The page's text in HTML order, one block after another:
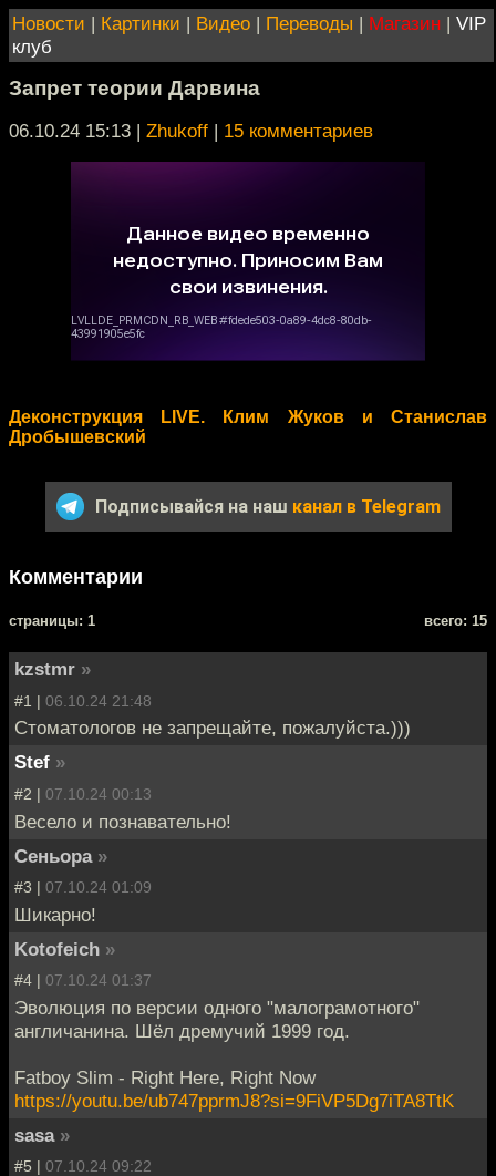
Новости | Картинки | Видео | Переводы | Магазин | VIP
клуб
Запрет теории Дарвина
06.10.24 15:13 | Zhukoff | 15 комментариев
Деконструкция LIVE. Клим Жуков и Станислав
Дробышевский
Подписывайся на наш канал в Telegram
Комментарии
cтраницы: 1 всего: 15
kzstmr »
#1 | 06.10.24 21:48
Стоматологов не запрещайте, пожалуйста.)))
Stef »
#2 | 07.10.24 00:13
Весело и познавательно!
Сеньора »
#3 | 07.10.24 01:09
Шикарно!
Kotofeich »
#4 | 07.10.24 01:37
Эволюция по версии одного "малограмотного"
англичанина. Шёл дремучий 1999 год.
Fatboy Slim - Right Here, Right Now
https://youtu.be/ub747pprmJ8?si=9FiVP5Dg7iTA8TtK
sasa »
#5 | 07.10.24 09:22